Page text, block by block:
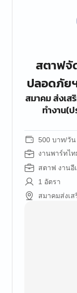
สตาฟจั
ปลอดภัย
สมาคม ส่งเส
ทำงาน(
500 บาท/วัน
งานพาร์ทไท
สตาฟ งานอี
1 อัตรา
สมาคมส่งเ